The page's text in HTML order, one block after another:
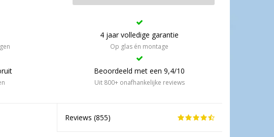
4 jaar volledige garantie
Op glas én montage
Beoordeeld met een 9,4/10
Uit 800+ onafhankelijke reviews
Reviews (855)